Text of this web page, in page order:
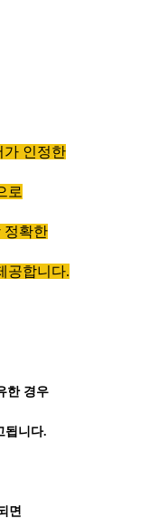
가 인정한
로
정확한
공합니다.
한 경우
됩니다.
면